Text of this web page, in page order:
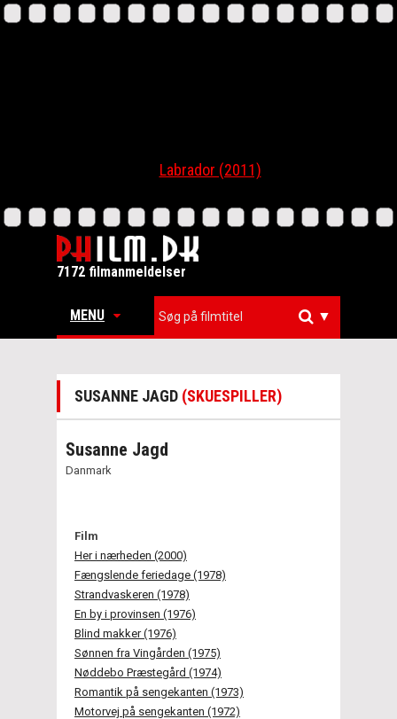
Labrador (2011)
7172 filmanmeldelser
MENU ▼
SUSANNE JAGD (SKUESPILLER)
Susanne Jagd
Danmark
Film
Her i nærheden (2000)
Fængslende feriedage (1978)
Strandvaskeren (1978)
En by i provinsen (1976)
Blind makker (1976)
Sønnen fra Vingården (1975)
Nøddebo Præstegård (1974)
Romantik på sengekanten (1973)
Motorvej på sengekanten (1972)